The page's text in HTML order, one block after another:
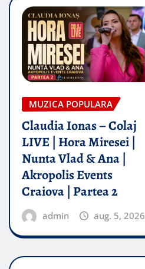
MUZICA POPULARA
Claudia Ionas – Colaj
LIVE | Hora Miresei |
Nunta Vlad & Ana |
Akropolis Events
Craiova | Partea 2
admin aug. 5, 2026